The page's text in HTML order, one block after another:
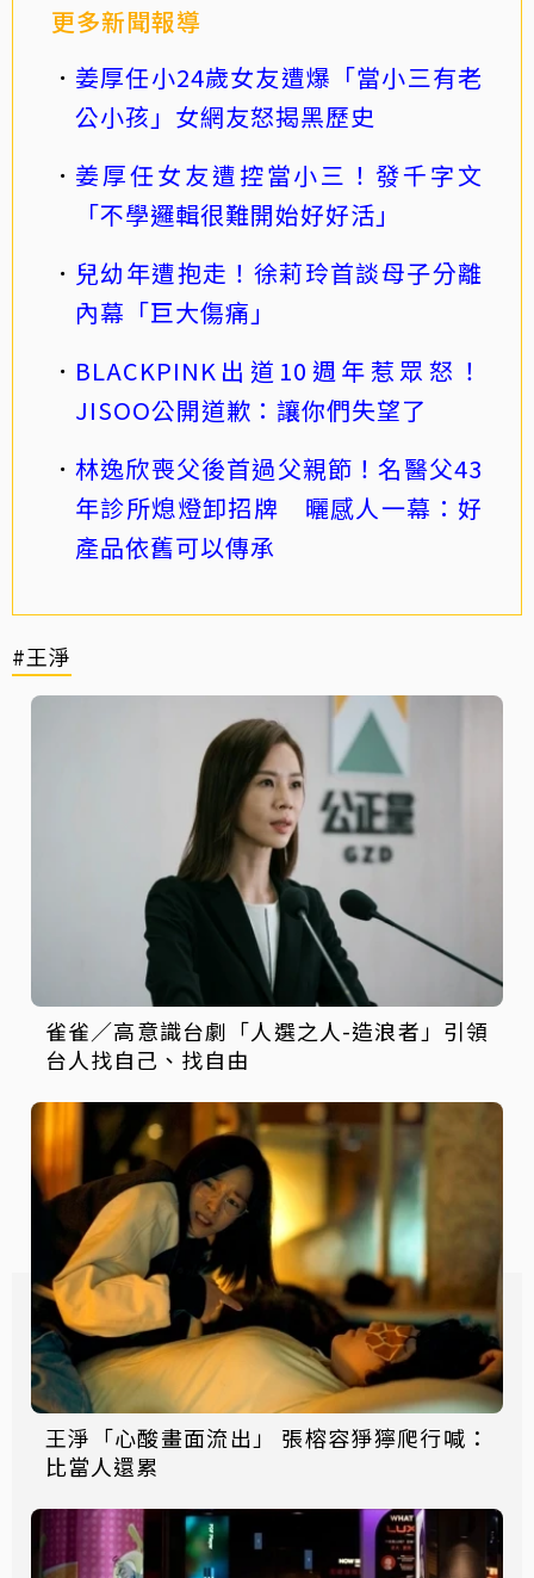
更多新聞報導
姜厚任小24歲女友遭爆「當小三有老
公小孩」女網友怒揭黑歷史
姜厚任女友遭控當小三！發千字文
「不學邏輯很難開始好好活」
兒幼年遭抱走！徐莉玲首談母子分離
內幕「巨大傷痛」
BLACKPINK出道10週年惹眾怒！
JISOO公開道歉：讓你們失望了
林逸欣喪父後首過父親節！名醫父43
年診所熄燈卸招牌 曬感人一幕：好
產品依舊可以傳承
#王淨
雀雀／高意識台劇「人選之人-造浪者」引領
台人找自己、找自由
王淨「心酸畫面流出」 張榕容猙獰爬行喊：
比當人還累